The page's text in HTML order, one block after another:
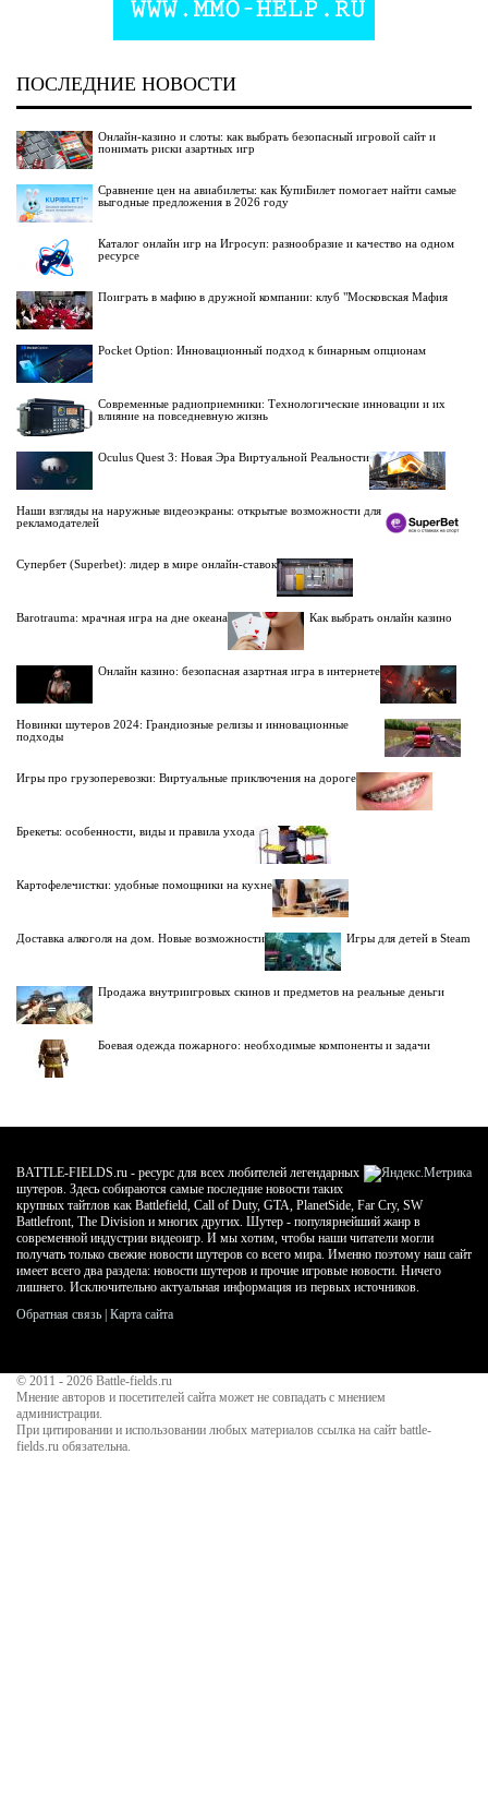
ПОСЛЕДНИЕ НОВОСТИ
Онлайн-казино и слоты: как выбрать безопасный игровой сайт и
понимать риски азартных игр
Сравнение цен на авиабилеты: как КупиБилет помогает найти самые
выгодные предложения в 2026 году
Каталог онлайн игр на Игросуп: разнообразие и качество на одном
ресурсе
Поиграть в мафию в дружной компании: клуб "Московская Мафия
Pocket Option: Инновационный подход к бинарным опционам
Современные радиоприемники: Технологические инновации и их
влияние на повседневную жизнь
Oculus Quest 3: Новая Эра Виртуальной Реальности
Наши взгляды на наружные видеоэкраны: открытые возможности для
рекламодателей
Супербет (Superbet): лидер в мире онлайн-ставок
Barotrauma: мрачная игра на дне океана Как выбрать онлайн казино
Онлайн казино: безопасная азартная игра в интернете
Новинки шутеров 2024: Грандиозные релизы и инновационные
подходы
Игры про грузоперевозки: Виртуальные приключения на дороге
Брекеты: особенности, виды и правила ухода
Картофелечистки: удобные помощники на кухне
Доставка алкоголя на дом. Новые возможности Игры для детей в Steam
Продажа внутриигровых скинов и предметов на реальные деньги
Боевая одежда пожарного: необходимые компоненты и задачи
BATTLE-FIELDS.ru - ресурс для всех любителей легендарных
шутеров. Здесь собираются самые последние новости таких
крупных тайтлов как Battlefield, Call of Duty, GTA, PlanetSide, Far Cry, SW
Battlefront, The Division и многих других. Шутер - популярнейший жанр в
современной индустрии видеоигр. И мы хотим, чтобы наши читатели могли
получать только свежие новости шутеров со всего мира. Именно поэтому наш сайт
имеет всего два раздела: новости шутеров и прочие игровые новости. Ничего
лишнего. Исключительно актуальная информация из первых источников.
Обратная связь Карта сайта
© 2011 - 2026 Battle-fields.ru
Мнение авторов и посетителей сайта может не совпадать с мнением
администрации.
При цитировании и использовании любых материалов ссылка на сайт battle-
fields.ru обязательна.